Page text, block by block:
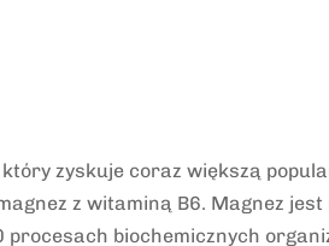
zyskuje coraz większą
z witaminą B6. Magnez
biochemicznych